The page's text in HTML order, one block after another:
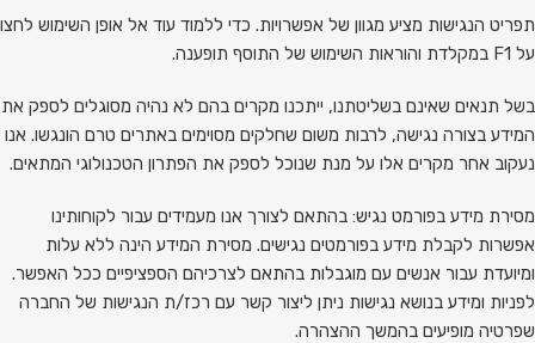
תפריט הנגישות מציע מגוון של אפשרויות. כדי ללמוד עוד אל אופן השימוש לחצו
על F1 במקלדת והוראות השימוש של התוסף תופענה.
בשל תנאים שאינם בשליטתנו, ייתכנו מקרים בהם לא נהיה מסוגלים לספק את
המידע בצורה נגישה, לרבות משום שחלקים מסוימים באתרים טרם הונגשו. אנו
נעקוב אחר מקרים אלו על מנת שנוכל לספק את הפתרון הטכנולוגי המתאים.
מסירת מידע בפורמט נגיש: בהתאם לצורך אנו מעמידים עבור לקוחותינו
אפשרות לקבלת מידע בפורמטים נגישים. מסירת המידע הינה ללא עלות
ומיועדת עבור אנשים עם מוגבלות בהתאם לצרכיהם הספציפיים ככל האפשר.
לפניות ומידע בנושא נגישות ניתן ליצור קשר עם רכז/ת הנגישות של החברה
שפרטיה מופיעים בהמשך ההצהרה.